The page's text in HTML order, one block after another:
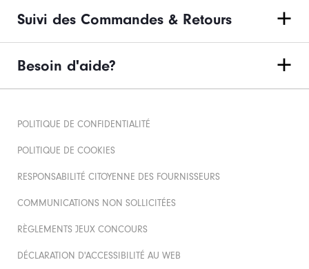
Suivi des Commandes & Retours
Besoin d'aide?
POLITIQUE DE CONFIDENTIALITÉ
POLITIQUE DE COOKIES
RESPONSABILITÉ CITOYENNE DES FOURNISSEURS
COMMUNICATIONS NON SOLLICITÉES
RÈGLEMENTS JEUX CONCOURS
DÉCLARATION D'ACCESSIBILITÉ AU WEB